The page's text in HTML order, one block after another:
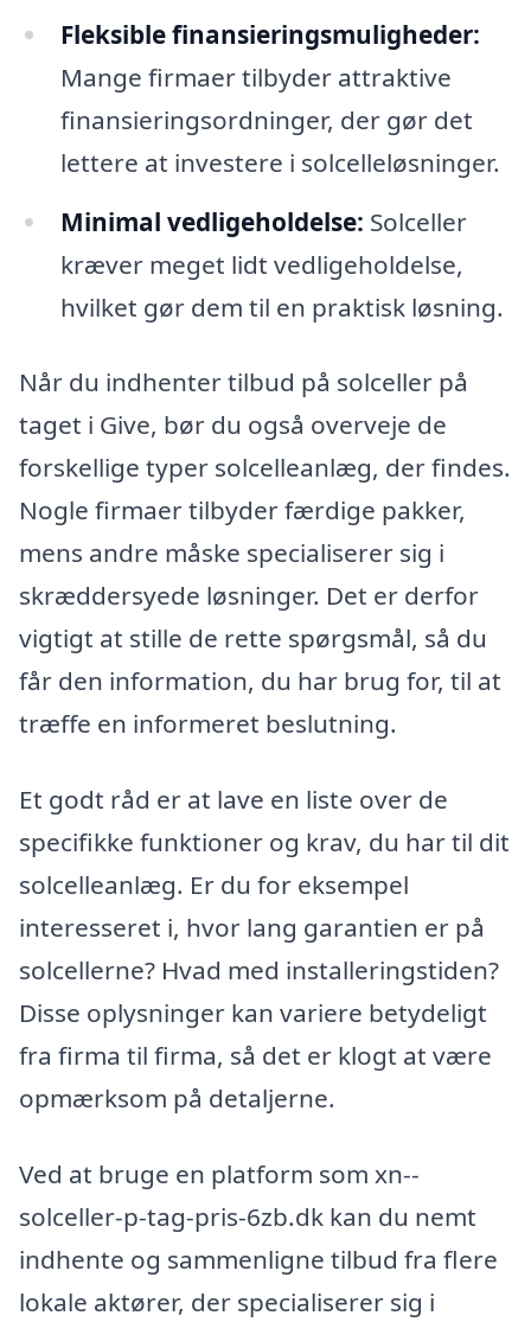
Fleksible finansieringsmuligheder:
Mange firmaer tilbyder attraktive
finansieringsordninger, der gør det
lettere at investere i solcelleløsninger.
Minimal vedligeholdelse: Solceller
kræver meget lidt vedligeholdelse,
hvilket gør dem til en praktisk løsning.
Når du indhenter tilbud på solceller på
taget i Give, bør du også overveje de
forskellige typer solcelleanlæg, der findes.
Nogle firmaer tilbyder færdige pakker,
mens andre måske specialiserer sig i
skræddersyede løsninger. Det er derfor
vigtigt at stille de rette spørgsmål, så du
får den information, du har brug for, til at
træffe en informeret beslutning.
Et godt råd er at lave en liste over de
specifikke funktioner og krav, du har til dit
solcelleanlæg. Er du for eksempel
interesseret i, hvor lang garantien er på
solcellerne? Hvad med installeringstiden?
Disse oplysninger kan variere betydeligt
fra firma til firma, så det er klogt at være
opmærksom på detaljerne.
Ved at bruge en platform som xn--
solceller-p-tag-pris-6zb.dk kan du nemt
indhente og sammenligne tilbud fra flere
lokale aktører, der specialiserer sig i